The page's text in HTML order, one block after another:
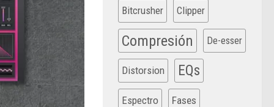
Bitcrusher Clipper
Compresión De-esser
Distorsion EQs
Espectro Fases